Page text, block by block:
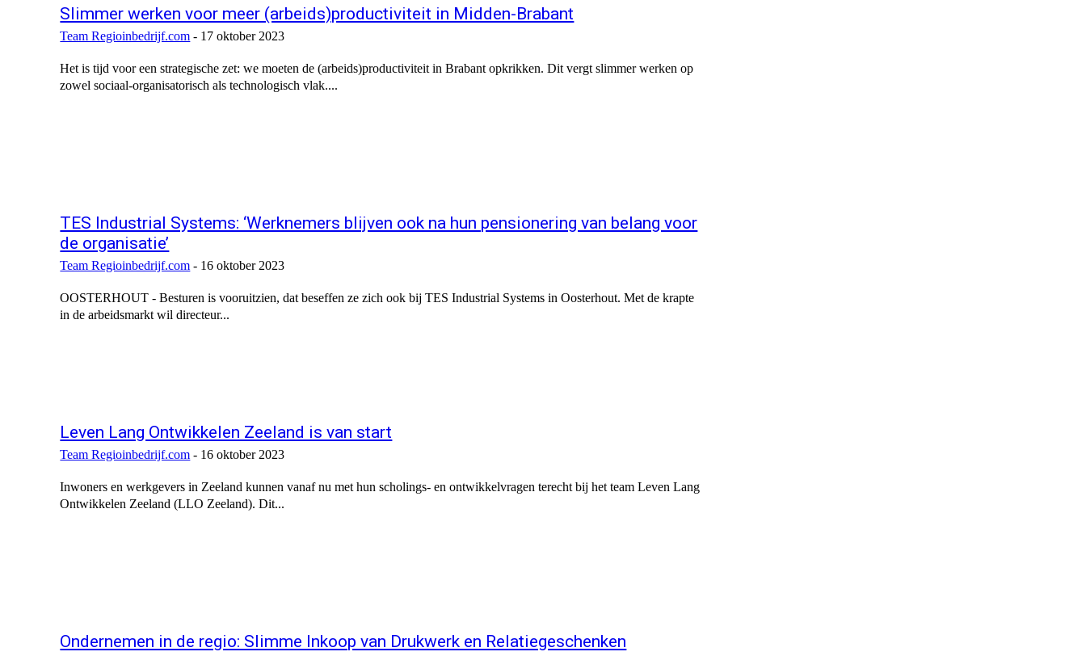
Slimmer werken voor meer (arbeids)productiviteit in Midden-Brabant
Team Regioinbedrijf.com - 17 oktober 2023
Het is tijd voor een strategische zet: we moeten de (arbeids)productiviteit in Brabant opkrikken. Dit vergt slimmer werken op
zowel sociaal-organisatorisch als technologisch vlak....
TES Industrial Systems: ‘Werknemers blijven ook na hun pensionering van belang voor
de organisatie’
Team Regioinbedrijf.com - 16 oktober 2023
OOSTERHOUT - Besturen is vooruitzien, dat beseffen ze zich ook bij TES Industrial Systems in Oosterhout. Met de krapte
in de arbeidsmarkt wil directeur...
Leven Lang Ontwikkelen Zeeland is van start
Team Regioinbedrijf.com - 16 oktober 2023
Inwoners en werkgevers in Zeeland kunnen vanaf nu met hun scholings- en ontwikkelvragen terecht bij het team Leven Lang
Ontwikkelen Zeeland (LLO Zeeland). Dit...
Ondernemen in de regio: Slimme Inkoop van Drukwerk en Relatiegeschenken